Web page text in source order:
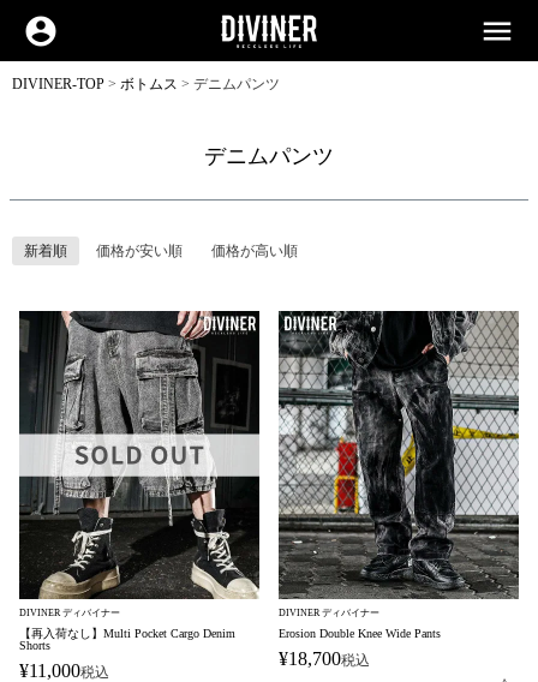
account_circle menu
DIVINER-TOP ボトムス デニムパンツ
デニムパンツ
新着順 価格が安い順 価格が高い順
DIVINER ディバイナー
【再入荷なし】Multi Pocket Cargo Denim
Shorts
¥11,000税込
DIVINER ディバイナー
Erosion Double Knee Wide Pants
¥18,700税込